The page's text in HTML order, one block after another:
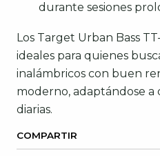
durante sesiones
Los Target Urban Bass
ideales para quienes
inalámbricos con buen
moderno, adaptándose a
diarias.
COMPARTIR